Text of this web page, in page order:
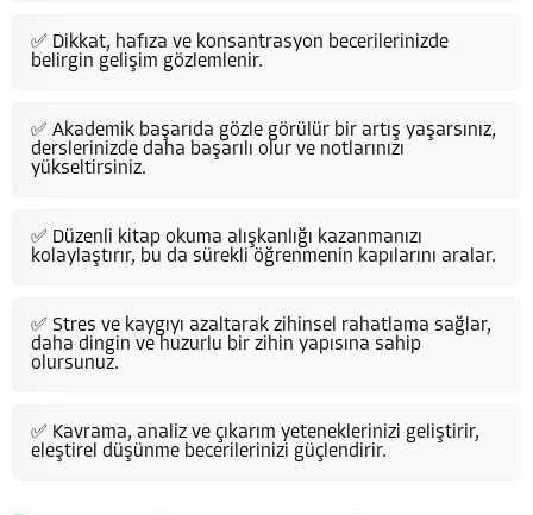
✅ Dikkat, hafıza ve konsantrasyon becerilerinizde
belirgin gelişim gözlemlenir.
✅ Akademik başarıda gözle görülür bir artış yaşarsınız,
derslerinizde daha başarılı olur ve notlarınızı
yükseltirsiniz.
✅ Düzenli kitap okuma alışkanlığı kazanmanızı
kolaylaştırır, bu da sürekli öğrenmenin kapılarını aralar.
✅ Stres ve kaygıyı azaltarak zihinsel rahatlama sağlar,
daha dingin ve huzurlu bir zihin yapısına sahip
olursunuz.
✅ Kavrama, analiz ve çıkarım yeteneklerinizi geliştirir,
eleştirel düşünme becerilerinizi güçlendirir.